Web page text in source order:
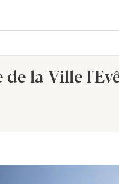
de la Ville